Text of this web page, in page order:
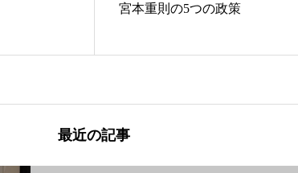
宮本重則の5つの政策
最近の記事